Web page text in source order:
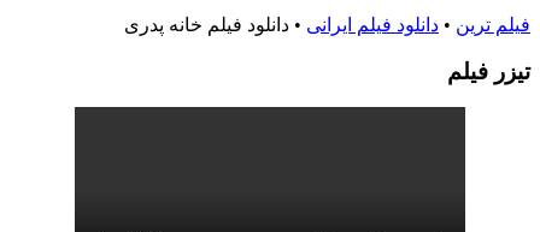
فیلم ترین • دانلود فیلم ایرانی • دانلود فیلم خانه پدری
تيزر فيلم